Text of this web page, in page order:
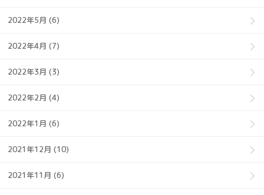
2022年5月 (6)
2022年4月 (7)
2022年3月 (3)
2022年2月 (4)
2022年1月 (6)
2021年12月 (10)
2021年11月 (6)